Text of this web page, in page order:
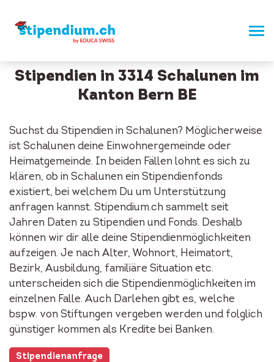
Stipendien in 3314 Schalunen im
Kanton Bern BE
Suchst du Stipendien in Schalunen? Möglicherweise
ist Schalunen deine Einwohnergemeinde oder
Heimatgemeinde. In beiden Fällen lohnt es sich zu
klären, ob in Schalunen ein Stipendienfonds
existiert, bei welchem Du um Unterstützung
anfragen kannst. Stipendium.ch sammelt seit
Jahren Daten zu Stipendien und Fonds. Deshalb
können wir dir alle deine Stipendienmöglichkeiten
aufzeigen. Je nach Alter, Wohnort, Heimatort,
Bezirk, Ausbildung, familiäre Situation etc.
unterscheiden sich die Stipendienmöglichkeiten im
einzelnen Falle. Auch Darlehen gibt es, welche
bspw. von Stiftungen vergeben werden und folglich
günstiger kommen als Kredite bei Banken.
Stipendienanfrage